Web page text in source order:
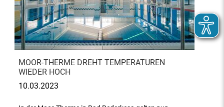
MOOR-THERME DREHT TEMPERATUREN
WIEDER HOCH
10.03.2023